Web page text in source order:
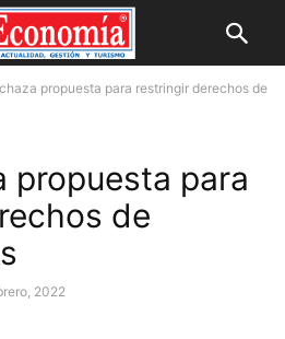
propuesta para restringir derechos de
propuesta para
de
2022